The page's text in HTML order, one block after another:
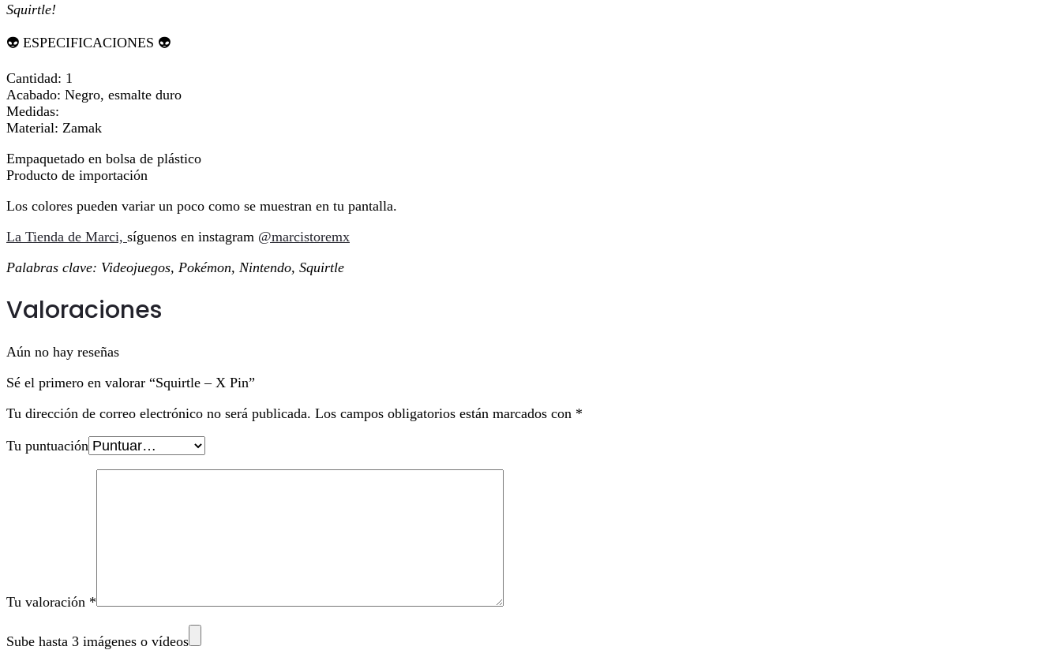
Squirtle!
👽 ESPECIFICACIONES 👽
Cantidad: 1
Acabado: Negro, esmalte duro
Medidas:
Material: Zamak
Empaquetado en bolsa de plástico
Producto de importación
Los colores pueden variar un poco como se muestran en tu pantalla.
La Tienda de Marci, síguenos en instagram @marcistoremx
Palabras clave: Videojuegos, Pokémon, Nintendo, Squirtle
Valoraciones
Aún no hay reseñas
Sé el primero en valorar “Squirtle – X Pin”
Tu dirección de correo electrónico no será publicada. Los campos obligatorios están marcados con *
Tu puntuación
Tu valoración *
Sube hasta 3 imágenes o vídeos